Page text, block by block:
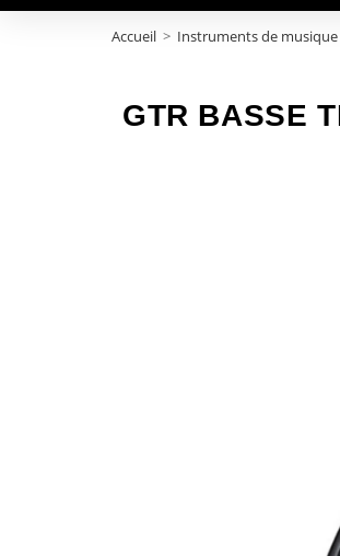
Accueil > Instruments de musique
GTR BASSE